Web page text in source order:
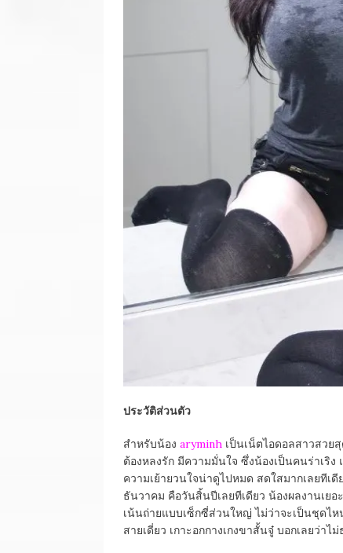
ประวัติส่วนตัว
สำหรับน้อง aryminh เป็นเน็ตไอดอลสาวสวย
ต้องหลงรัก มีความมั่นใจ ซึ่งน้องเป็นคนร่าเริ
ความเย้ายวนใจน่าดูไปหมด สดใสมากเลยทีเ
ธันวาคม คือวันสิ้นปีเลยทีเดียว น้องผลงานเย
เน้นถ่ายแบบเซ็กซี่ส่วนใหญ่ ไม่ว่าจะเป็นชุด
สายเดี่ยว เกาะอกกางเกงขาสั้นจู๋ บอกเลยว่า